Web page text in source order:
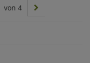
von 4